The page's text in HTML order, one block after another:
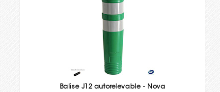
Balise J12 autorelevable - Nova